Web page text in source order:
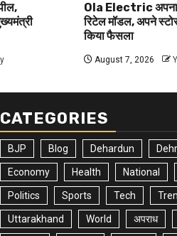
Ola Electric
रिटेल मॉडल, अपने
किया फैसला
August 7, 2026
CATEGORIES
BJP Blog Dehardun
Economy Health National
Politics Sports Tech
Uttarakhand World अपराध